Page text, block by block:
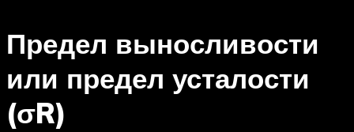
Предел выносливости
или предел усталости
(σR)